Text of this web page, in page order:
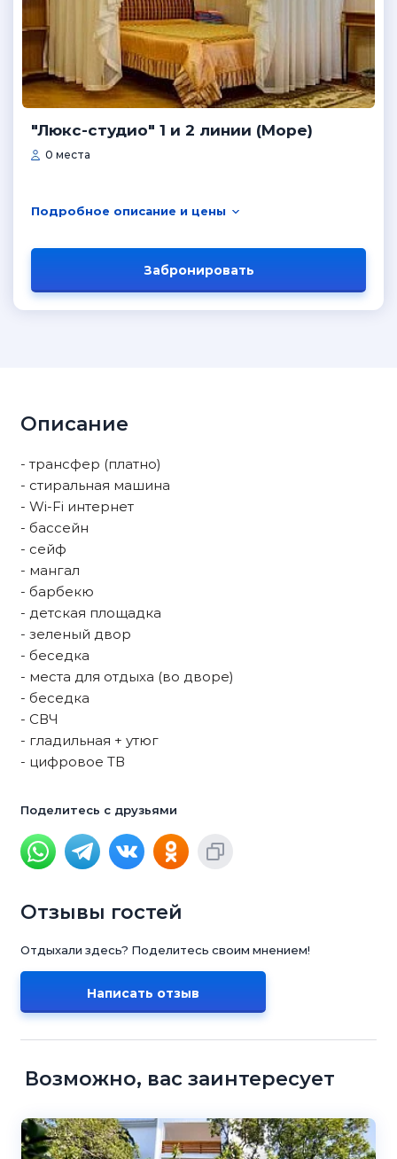
"Люкс-студио" 1 и 2 линии (Море)
0 места
Подробное описание и цены
Забронировать
Описание
- трансфер (платно)
- стиральная машина
- Wi-Fi интернет
- бассейн
- сейф
- мангал
- барбекю
- детская площадка
- зеленый двор
- беседка
- места для отдыха (во дворе)
- беседка
- СВЧ
- гладильная + утюг
- цифровое ТВ
Поделитесь с друзьями
Отзывы гостей
Отдыхали здесь? Поделитесь своим мнением!
Написать отзыв
Возможно, вас заинтересует